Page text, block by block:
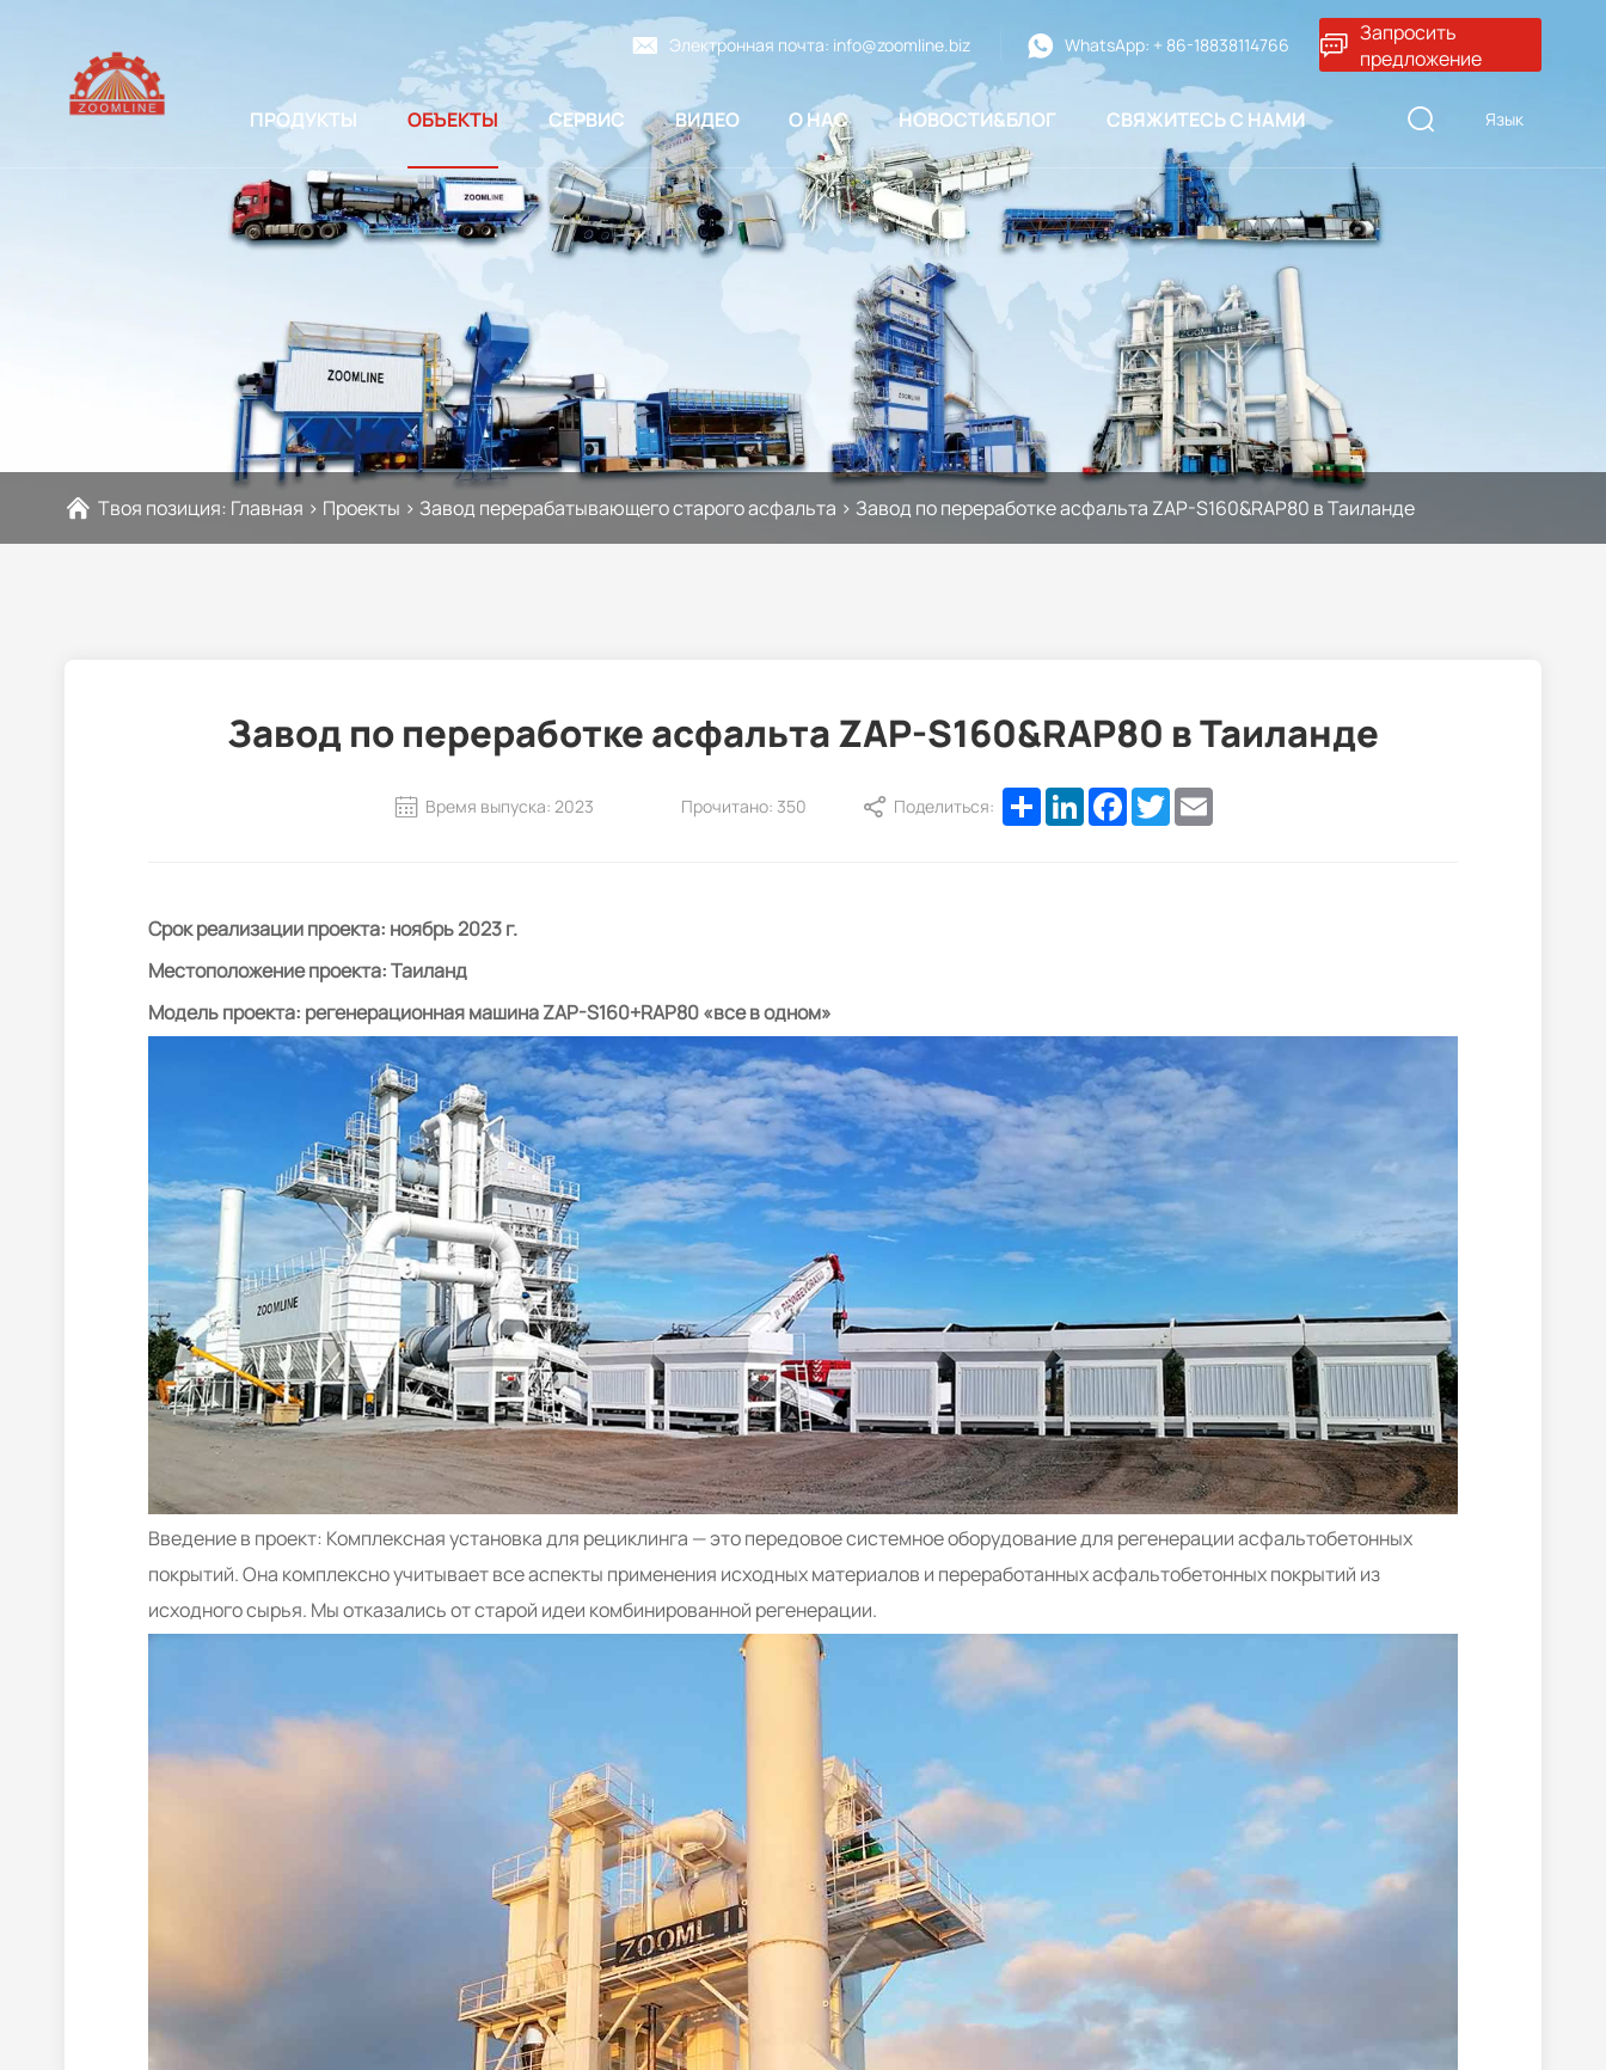
Электронная почта: info@zoomline.biz WhatsApp: + 86-18838114766
Запросить
предложение
ПРОДУКТЫ ОБЪЕКТЫ СЕРВИС ВИДЕО О НАС НОВОСТИ&БЛОГ СВЯЖИТЕСЬ С НАМИ Язык
Твоя позиция: Главная > Проекты > Завод перерабатывающего старого асфальта > Завод по переработке асфальта ZAP-S160&RAP80 в Таиланде
Завод по переработке асфальта ZAP-S160&RAP80 в Таиланде
Время выпуска: 2023 Прочитано: 350 Поделиться: ShareLinkedInFacebook
TwitterEmail
Срок реализации проекта: ноябрь 2023 г.
Местоположение проекта: Таиланд
Модель проекта: регенерационная машина ZAP-S160+RAP80 «все в одном»
Введение в проект: Комплексная установка для рециклинга — это передовое системное оборудование для регенерации асфальтобетонных
покрытий. Она комплексно учитывает все аспекты применения исходных материалов и переработанных асфальтобетонных покрытий из
исходного сырья. Мы отказались от старой идеи комбинированной регенерации.